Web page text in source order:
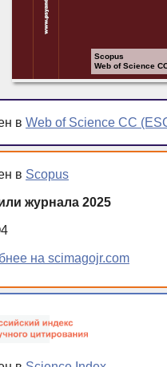
Scopus
Web of Science
в Web of Science CC
в Scopus
журнала 2025
на scimagojr.com